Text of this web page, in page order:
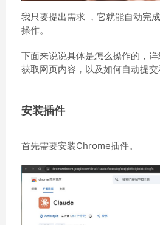
我只要提出需求 ，它就能自动完
操作。
下面来说说具体是怎么操作的，
获取网页内容，以及如何自动提交
安装插件
首先需要安装Chrome插件。